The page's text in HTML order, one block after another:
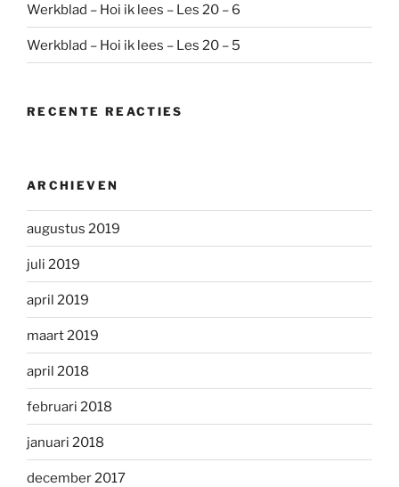
Werkblad – Hoi ik lees – Les 20 – 6
Werkblad – Hoi ik lees – Les 20 – 5
RECENTE REACTIES
ARCHIEVEN
augustus 2019
juli 2019
april 2019
maart 2019
april 2018
februari 2018
januari 2018
december 2017